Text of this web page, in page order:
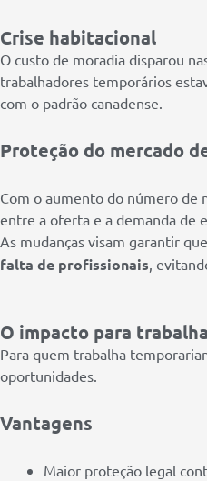
Crise habitacional
O custo de moradia disparou
trabalhadores temporários
com o padrão canadense.
Proteção do mercado
Com o aumento do número de
entre a oferta e a demanda de
As mudanças visam garantir
falta de profissionais ,
O impacto para
Para quem trabalha
oportunidades.
Vantagens
Maior proteção legal